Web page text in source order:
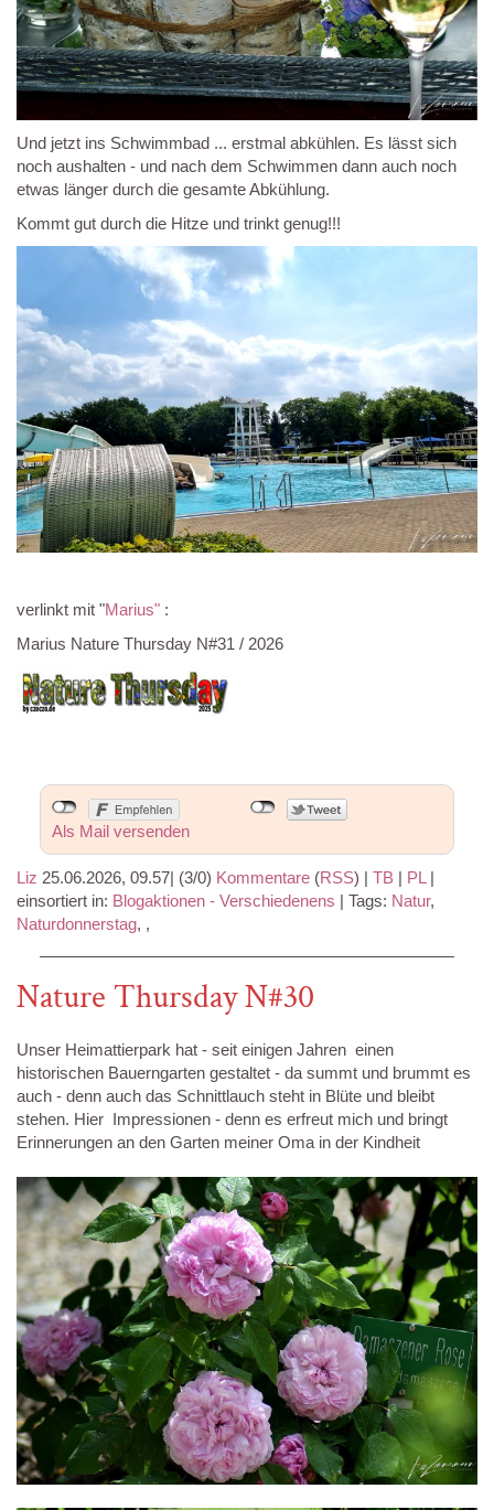
Und jetzt ins Schwimmbad ... erstmal abkühlen. Es lässt sich
noch aushalten - und nach dem Schwimmen dann auch noch
etwas länger durch die gesamte Abkühlung.
Kommt gut durch die Hitze und trinkt genug!!!
verlinkt mit "Marius" :
Marius Nature Thursday N#31 / 2026
Als Mail versenden
Liz 25.06.2026, 09.57| (3/0) Kommentare (RSS) | TB | PL |
einsortiert in: Blogaktionen - Verschiedenens | Tags: Natur,
Naturdonnerstag, ,
Nature Thursday N#30
Unser Heimattierpark hat - seit einigen Jahren einen
historischen Bauerngarten gestaltet - da summt und brummt es
auch - denn auch das Schnittlauch steht in Blüte und bleibt
stehen. Hier Impressionen - denn es erfreut mich und bringt
Erinnerungen an den Garten meiner Oma in der Kindheit